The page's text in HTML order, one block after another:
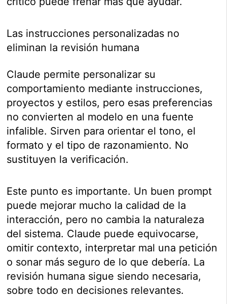
Las instrucciones personalizadas no
eliminan la revisión humana
Claude permite personalizar su
comportamiento mediante instrucciones,
proyectos y estilos, pero esas preferencias
no convierten al modelo en una fuente
infalible. Sirven para orientar el tono, el
formato y el tipo de razonamiento. No
sustituyen la verificación.
Este punto es importante. Un buen prompt
puede mejorar mucho la calidad de la
interacción, pero no cambia la naturaleza
del sistema. Claude puede equivocarse,
omitir contexto, interpretar mal una petición
o sonar más seguro de lo que debería. La
revisión humana sigue siendo necesaria,
sobre todo en decisiones relevantes.